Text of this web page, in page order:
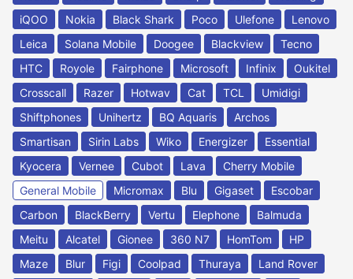
iQOO
Nokia Black Shark Poco Ulefone
Lenovo
Leica
Solana Mobile Doogee Blackview
Tecno
HTC
Royole Fairphone Microsoft Infinix
Oukitel
Crosscall
Razer Hotwav Cat TCL
Umidigi
Shiftphones
Unihertz BQ Aquaris
Archos
Smartisan
Sirin Labs Wiko Energizer
Essential
Kyocera
Vernee Cubot Lava
Cherry Mobile
General Mobile
Micromax Blu Gigaset
Escobar
Carbon
BlackBerry Vertu Elephone
Balmuda
Meitu
Alcatel Gionee 360 N7 HomTom
HP
Maze
Blur Figi Coolpad Thuraya
Land Rover